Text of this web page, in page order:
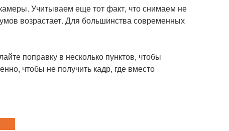
Учитываем еще тот факт, что снимаем не
возрастает. Для большинства современных
поправку в несколько пунктов, чтобы
чтобы не получить кадр, где вместо